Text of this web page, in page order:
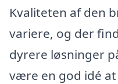
Kvaliteten af den
variere, og der
dyrere løsninger
være en god idé